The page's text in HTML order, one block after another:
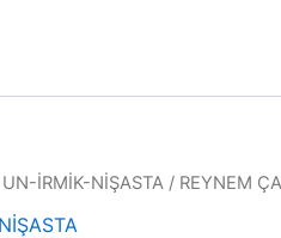
UN-İRMİK-NİŞASTA / REYNEM
Fiyat